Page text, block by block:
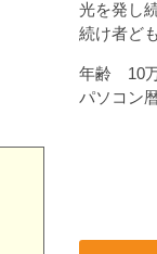
光を発し
続け者ど
年齢 10
パソコン